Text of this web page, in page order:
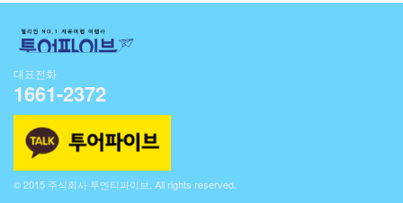
대표전화
1661-2372
© 2015 주식회사 투엔티파이브. All rights reserved.